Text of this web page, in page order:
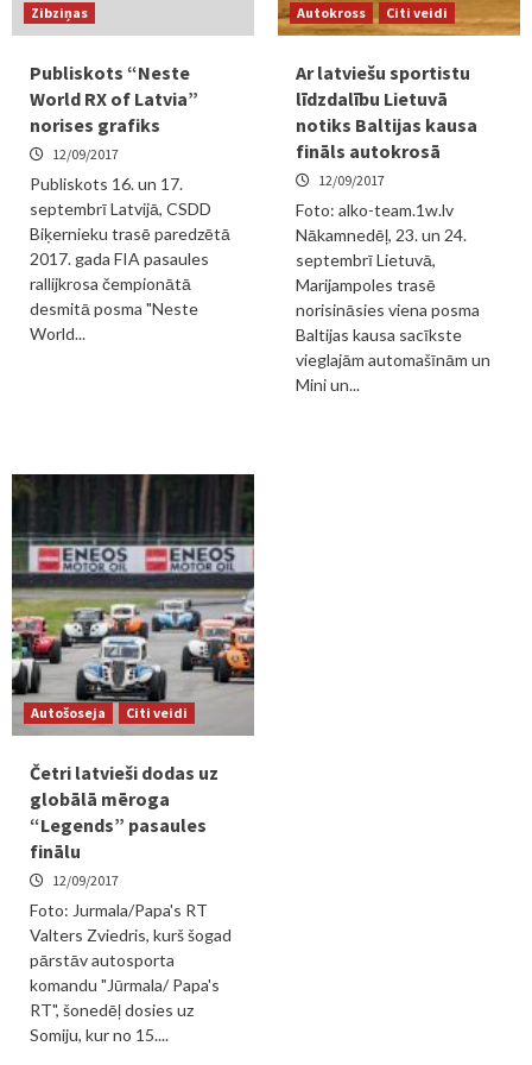
Zibziņas
Publiskots “Neste
World RX of Latvia”
norises grafiks
12/09/2017
Publiskots 16. un 17.
septembrī Latvijā, CSDD
Biķernieku trasē paredzētā
2017. gada FIA pasaules
rallijkrosa čempionātā
desmitā posma "Neste
World...
Autokross Citi veidi
Ar latviešu sportistu
līdzdalību Lietuvā
notiks Baltijas kausa
fināls autokrosā
12/09/2017
Foto: alko-team.1w.lv
Nākamnedēļ, 23. un 24.
septembrī Lietuvā,
Marijampoles trasē
norisināsies viena posma
Baltijas kausa sacīkste
vieglajām automašīnām un
Mini un...
Autošoseja Citi veidi
Četri latvieši dodas uz
globālā mēroga
“Legends” pasaules
finālu
12/09/2017
Foto: Jurmala/Papa's RT
Valters Zviedris, kurš šogad
pārstāv autosporta
komandu "Jūrmala/ Papa's
RT", šonedēļ dosies uz
Somiju, kur no 15....